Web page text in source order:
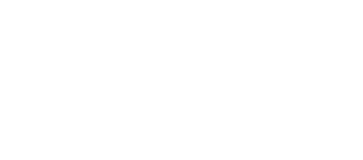
ce que vous cherchez à la
vocale AI et à l'interprète AI,
très pratique lorsque vous
l'IA donnent à votre écran un
HyperOS 3, ce qui donne